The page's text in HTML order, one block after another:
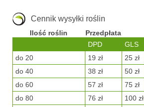
Cennik wysyłki roślin
Ilość roślin Przedpłata
DPD
GLS
do 20
19 zł 25 zł
do 40
38 zł 50 zł
do 60
57 zł 75 zł
do 80
76 zł 100 zł